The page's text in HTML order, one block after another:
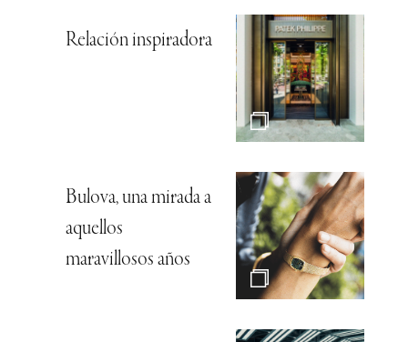
Relación inspiradora
Bulova, una mirada a
aquellos
maravillosos años